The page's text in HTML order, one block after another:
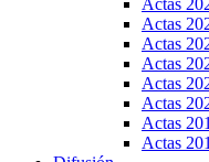
Actas
Actas
Actas
Actas
Actas
Actas
Actas